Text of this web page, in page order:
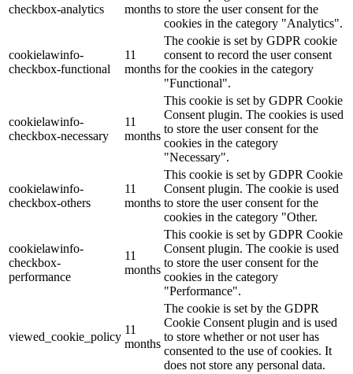
checkbox-analytics
months to store the user consent for the
cookies in the category "Analytics".
cookielawinfo-
checkbox-functional
11
months
The cookie is set by GDPR cookie
consent to record the user consent
for the cookies in the category
"Functional".
cookielawinfo-
checkbox-necessary
11
months
This cookie is set by GDPR Cookie
Consent plugin. The cookies is used
to store the user consent for the
cookies in the category
"Necessary".
cookielawinfo-
checkbox-others
11
months
This cookie is set by GDPR Cookie
Consent plugin. The cookie is used
to store the user consent for the
cookies in the category "Other.
cookielawinfo-
checkbox-
performance
11
months
This cookie is set by GDPR Cookie
Consent plugin. The cookie is used
to store the user consent for the
cookies in the category
"Performance".
viewed_cookie_policy
11
months
The cookie is set by the GDPR
Cookie Consent plugin and is used
to store whether or not user has
consented to the use of cookies. It
does not store any personal data.